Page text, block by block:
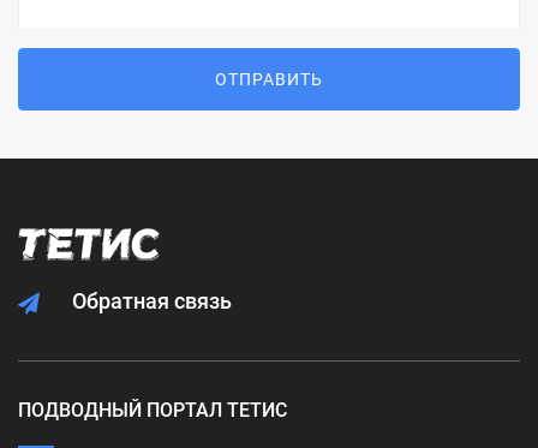
ОТПРАВИТЬ
Обратная связь
ПОДВОДНЫЙ ПОРТАЛ ТЕТИС